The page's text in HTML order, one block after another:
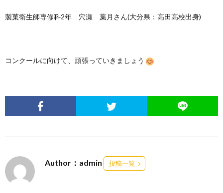
製菓衛生師専修科2年 穴瀬 葉月さん(大分県：高田高校出身)
コンクールに向けて、頑張っていきましょう
Author：admin 投稿一覧